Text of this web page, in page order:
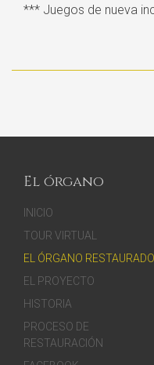
*** Juegos de nueva
El órgano
INICIO
TOUR VIRTUAL
EL ÓRGANO RESTAURADO
EL PROYECTO
HISTORIA
PROCESO DE
RESTAURACIÓN